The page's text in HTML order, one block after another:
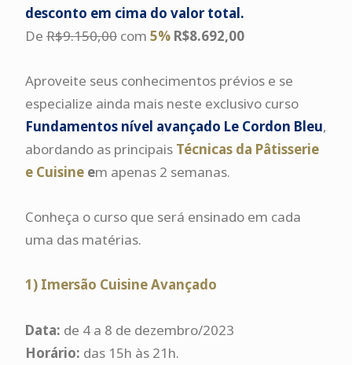
desconto em cima do valor total.
De R$9.150,00 com 5% R$8.692,00
Aproveite seus conhecimentos prévios e se
especialize ainda mais neste exclusivo curso
Fundamentos nível avançado Le Cordon Bleu,
abordando as principais Técnicas da Pâtisserie
e Cuisine em apenas 2 semanas.
Conheça o curso que será ensinado em cada
uma das matérias.
1) Imersão Cuisine Avançado
Data: de 4 a 8 de dezembro/2023
Horário: das 15h às 21h.